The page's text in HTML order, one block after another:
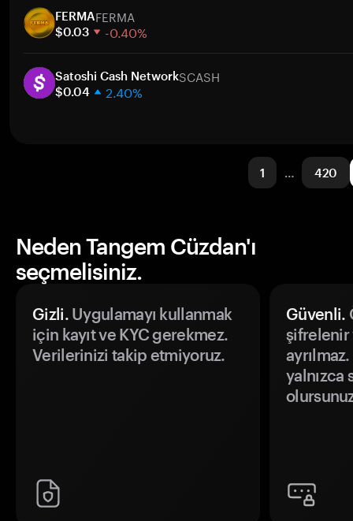
30 gün
Piyasa değeri
FERMAFERMA
$0.03 -0.40%
30 gün
Piyasa değeri
Satoshi Cash NetworkSCASH
$0.04 2.40%
1 … 420
Neden Tangem Cüzdan'ı
seçmelisiniz.
Gizli.Uygulamayı kullanmak
için kayıt ve KYC gerekmez.
Verilerinizi takip etmiyoruz.
Güvenli.
şifrelenir
yalnızca